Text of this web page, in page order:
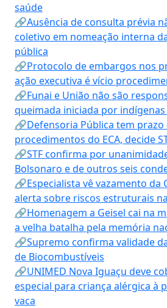
saúde
🔗Ausência de consulta prévia
coletivo em nomeação interna
pública
🔗Protocolo de embargos nos
ação executiva é vício
🔗Funai e União não são
queimada iniciada por indígenas
🔗Defensoria Pública tem
procedimentos do ECA, decide
🔗STF confirma por
Bolsonaro e de outros seis
🔗Especialista vê vazamento da
alerta sobre riscos estruturais
🔗Homenagem a Geisel cai na
a velha batalha pela memória
🔗Supremo confirma validade
de Biocombustíveis
🔗UNIMED Nova Iguaçu deve
especial para criança alérgica à
vaca